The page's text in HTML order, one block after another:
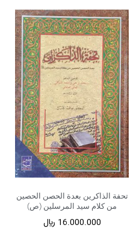
تحفة الذاکرین بعدة الحصن الحصین
من کلام سید المرسلین (ص)
16.000.000 ﷼